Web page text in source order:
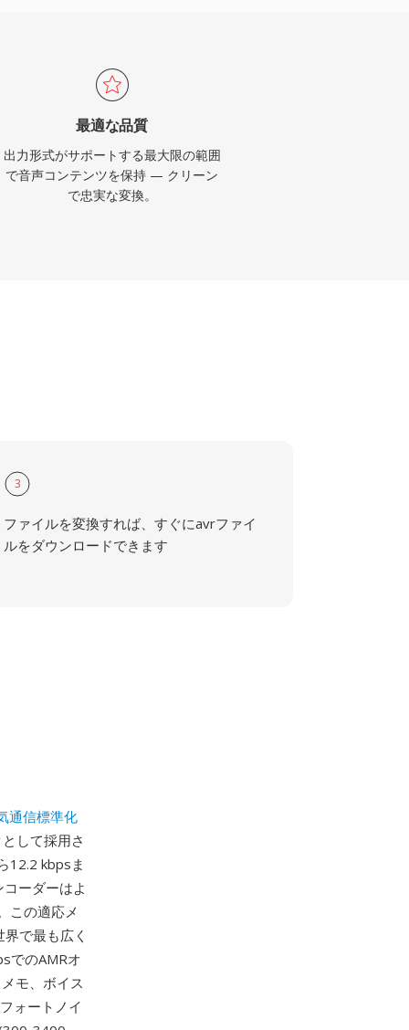
最適な品質
出力形式がサポートする最大限の範囲
で音声コンテンツを保持 — クリーン
で忠実な変換。
3
ファイルを変換すれば、すぐにavrファイ
ルをダウンロードできます
通信標準化
して採用さ
12.2 kbpsま
ーダーはよ
この適応メ
で最も広く
でのAMRオ
モ、ボイス
ォートノイ